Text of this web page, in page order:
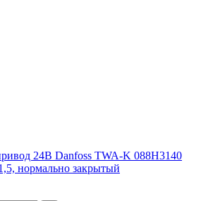
24В Danfoss TWA-K 088H3140
нормально закрытый